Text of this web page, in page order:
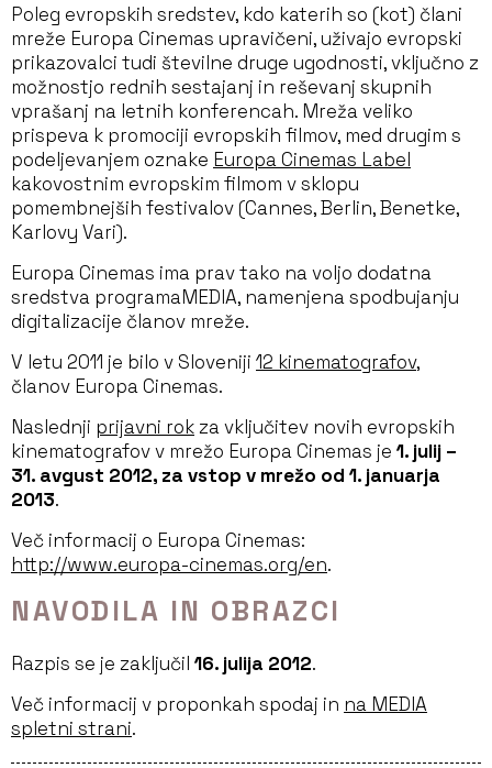
Poleg evropskih sredstev, kdo katerih so (kot) člani
mreže Europa Cinemas upravičeni, uživajo evropski
prikazovalci tudi številne druge ugodnosti, vključno z
možnostjo rednih sestajanj in reševanj skupnih
vprašanj na letnih konferencah. Mreža veliko
prispeva k promociji evropskih filmov, med drugim s
podeljevanjem oznake Europa Cinemas Label
kakovostnim evropskim filmom v sklopu
pomembnejših festivalov (Cannes, Berlin, Benetke,
Karlovy Vari).
Europa Cinemas ima prav tako na voljo dodatna
sredstva programaMEDIA, namenjena spodbujanju
digitalizacije članov mreže.
V letu 2011 je bilo v Sloveniji 12 kinematografov,
članov Europa Cinemas.
Naslednji prijavni rokza vključitev novih evropskih
kinematografov v mrežo Europa Cinemas je 1. julij –
31. avgust 2012, za vstop v mrežo od 1. januarja
2013.
Več informacij o Europa Cinemas:
http://www.europa-cinemas.org/en.
NAVODILA IN OBRAZCI
Razpis se je zaključil 16. julija 2012.
Več informacij v proponkah spodaj in na MEDIA
spletni strani.